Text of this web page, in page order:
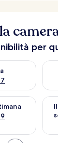
per
per questa
per questo